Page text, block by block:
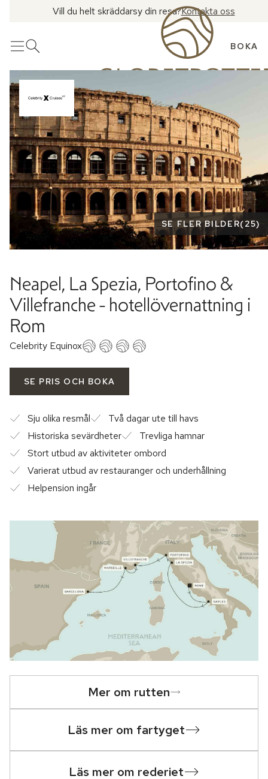
Vill du helt skräddarsy din resa?Kontakta oss
MenyÖppna sök BOKA
Se fler bilder
SE FLER BILDER(25)
Neapel, La Spezia, Portofino &
Villefranche - hotellövernattning i
Rom
Celebrity Equinox
SE PRIS OCH BOKA
Sju olika resmål
Två dagar ute till havs
Historiska sevärdheter
Trevliga hamnar
Stort utbud av aktiviteter ombord
Varierat utbud av restauranger och underhållning
Helpension ingår
Mer om rutten
Läs mer om fartyget
Läs mer om rederiet